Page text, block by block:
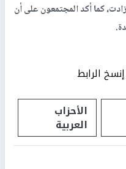
2015، لم تقل بل زادت، كما أكد المجتمعون على أن
إنسخ الرابط
الأحزاب
العربية